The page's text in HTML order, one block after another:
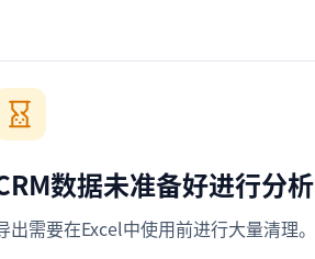
数据未准备好进行分析
出需要在Excel中使用前进行大量清理。